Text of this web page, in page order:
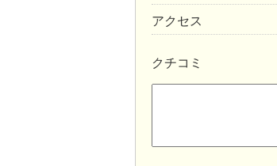
アクセス
クチコミ